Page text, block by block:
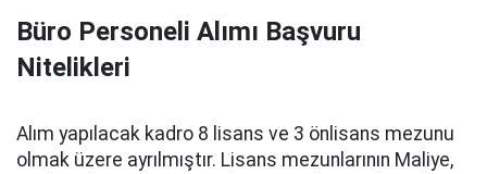
Büro Personeli Alımı Başvuru
Nitelikleri
Alım yapılacak kadro 8 lisans ve 3 önlisans mezunu
olmak üzere ayrılmıştır. Lisans mezunlarının Maliye,